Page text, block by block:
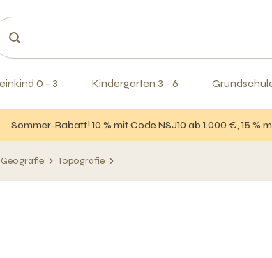
0 - 3 Kindergarten 3 - 6
Sommer-Rabatt! 10 % mit Code NSJ10 ab 1.000 €, 15
Geografie Topografie